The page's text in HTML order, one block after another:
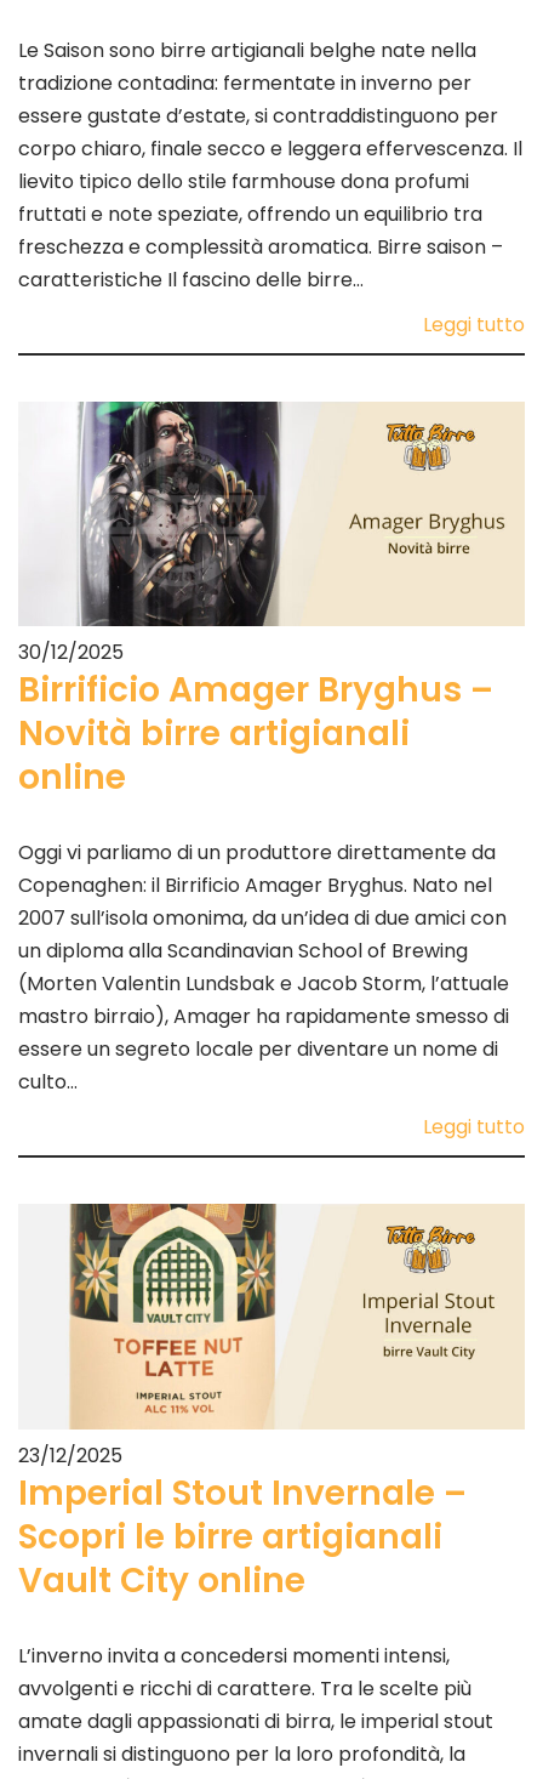
Le Saison sono birre artigianali belghe nate nella
tradizione contadina: fermentate in inverno per
essere gustate d’estate, si contraddistinguono per
corpo chiaro, finale secco e leggera effervescenza. Il
lievito tipico dello stile farmhouse dona profumi
fruttati e note speziate, offrendo un equilibrio tra
freschezza e complessità aromatica. Birre saison –
caratteristiche Il fascino delle birre…
Leggi tutto
30/12/2025
Birrificio Amager Bryghus –
Novità birre artigianali
online
Oggi vi parliamo di un produttore direttamente da
Copenaghen: il Birrificio Amager Bryghus. Nato nel
2007 sull’isola omonima, da un’idea di due amici con
un diploma alla Scandinavian School of Brewing
(Morten Valentin Lundsbak e Jacob Storm, l’attuale
mastro birraio), Amager ha rapidamente smesso di
essere un segreto locale per diventare un nome di
culto…
Leggi tutto
23/12/2025
Imperial Stout Invernale –
Scopri le birre artigianali
Vault City online
L’inverno invita a concedersi momenti intensi,
avvolgenti e ricchi di carattere. Tra le scelte più
amate dagli appassionati di birra, le imperial stout
invernali si distinguono per la loro profondità, la